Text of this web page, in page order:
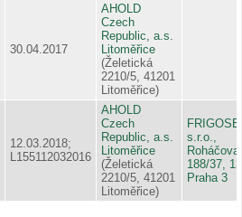
30.04.2017
AHOLD
Czech
Republic, a.s.
Litoměřice
(Želetická
2210/5, 41201
Litoměřice)
12.03.2018;
L155112032016
AHOLD
Czech
Republic, a.s.
Litoměřice
(Želetická
2210/5, 41201
Litoměřice)
s.r.o.,
Roháčova
188/37,
Praha 3